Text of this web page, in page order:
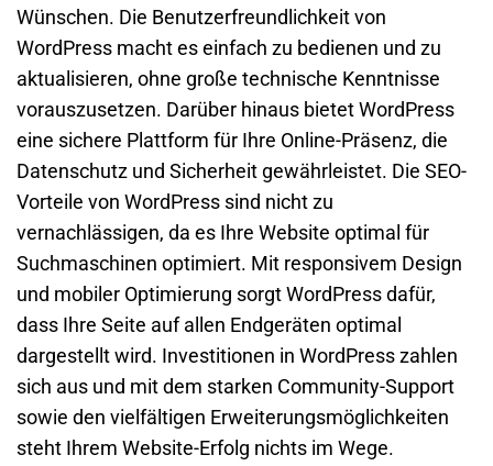
Wünschen. Die Benutzerfreundlichkeit von
WordPress macht es einfach zu bedienen und zu
aktualisieren, ohne große technische Kenntnisse
vorauszusetzen. Darüber hinaus bietet WordPress
eine sichere Plattform für Ihre Online-Präsenz, die
Datenschutz und Sicherheit gewährleistet. Die SEO-
Vorteile von WordPress sind nicht zu
vernachlässigen, da es Ihre Website optimal für
Suchmaschinen optimiert. Mit responsivem Design
und mobiler Optimierung sorgt WordPress dafür,
dass Ihre Seite auf allen Endgeräten optimal
dargestellt wird. Investitionen in WordPress zahlen
sich aus und mit dem starken Community-Support
sowie den vielfältigen Erweiterungsmöglichkeiten
steht Ihrem Website-Erfolg nichts im Wege.